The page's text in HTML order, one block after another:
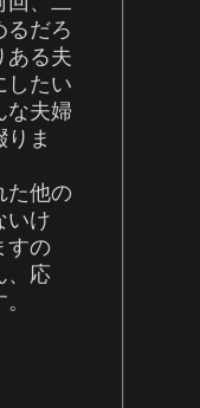
るだろ
ある夫
したい
な夫婦
ま
た他の
いけ
すの
、応